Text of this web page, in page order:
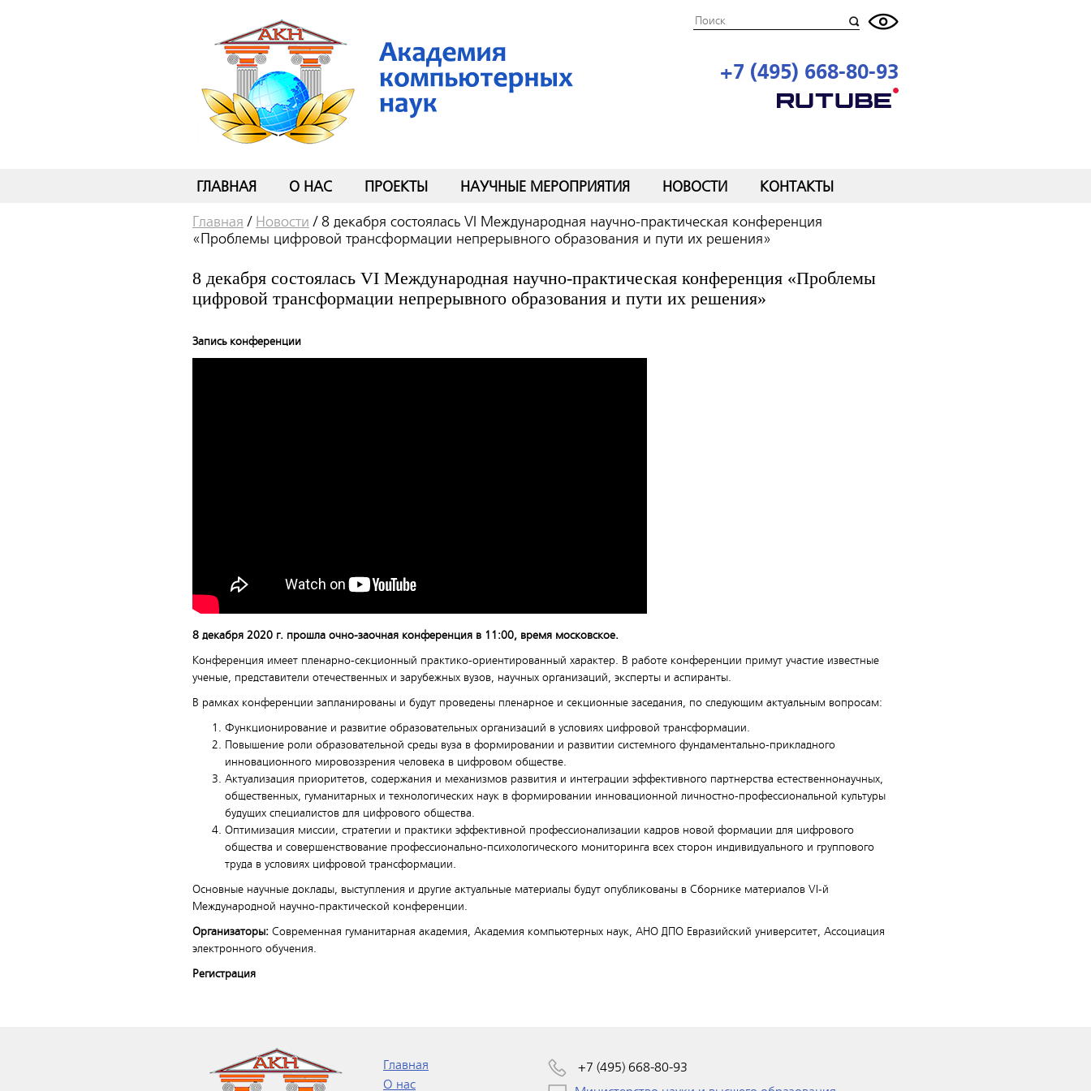
+7 (495) 668-80-93
ГЛАВНАЯ О НАС ПРОЕКТЫ НАУЧНЫЕ МЕРОПРИЯТИЯ НОВОСТИ КОНТАКТЫ
Главная / Новости / 8 декабря состоялась VI Международная научно-практическая конференция
«Проблемы цифровой трансформации непрерывного образования и пути их решения»
8 декабря состоялась VI Международная научно-практическая конференция «Проблемы
цифровой трансформации непрерывного образования и пути их решения»
Запись конференции
8 декабря 2020 г. прошла очно-заочная конференция в 11:00, время московское.
Конференция имеет пленарно-секционный практико-ориентированный характер. В работе конференции примут участие известные
ученые, представители отечественных и зарубежных вузов, научных организаций, эксперты и аспиранты.
В рамках конференции запланированы и будут проведены пленарное и секционные заседания, по следующим актуальным вопросам:
Функционирование и развитие образовательных организаций в условиях цифровой трансформации.
Повышение роли образовательной среды вуза в формировании и развитии системного фундаментально-прикладного
инновационного мировоззрения человека в цифровом обществе.
Актуализация приоритетов, содержания и механизмов развития и интеграции эффективного партнерства естественнонаучных,
общественных, гуманитарных и технологических наук в формировании инновационной личностно-профессиональной культуры
будущих специалистов для цифрового общества.
Оптимизация миссии, стратегии и практики эффективной профессионализации кадров новой формации для цифрового
общества и совершенствование профессионально-психологического мониторинга всех сторон индивидуального и группового
труда в условиях цифровой трансформации.
Основные научные доклады, выступления и другие актуальные материалы будут опубликованы в Сборнике материалов VI-й
Международной научно-практической конференции.
Организаторы: Современная гуманитарная академия, Академия компьютерных наук, АНО ДПО Евразийский университет, Ассоциация
электронного обучения.
Регистрация
Главная
О нас
+7 (495) 668-80-93